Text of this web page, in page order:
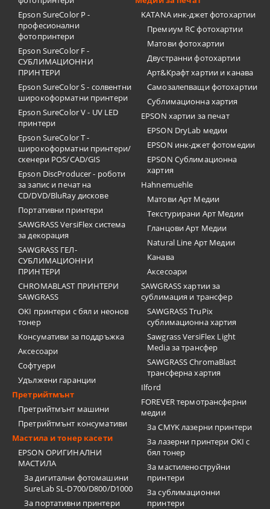
Epson SureColor P -
професионални
фотопринтери
Epson SureColor F -
СУБЛИМАЦИОННИ
ПРИНТЕРИ
Epson SureColor S - солвентни
широкоформатни принтери
Epson SureColor V - UV LED
принтери
Epson SureColor T -
широкоформатни принтери/
скенери POS/CAD/GIS
Epson DiscProducer - роботи
за запис и печат на
CD/DVD/BluRay дискове
Портативни принтери
SAWGRASS VersiFlex система
за декорация
SAWGRASS ГЕЛ-
СУБЛИМАЦИОННИ
ПРИНТЕРИ
CHROMABLAST ПРИНТЕРИ
SAWGRASS
OKI принтери с бял и неонов
тонер
Консумативи за поддръжка
Аксесоари
Софтуери
Удължени гаранции
Претрийтмънт
Претрийтмънт машини
Претрийтмънт консумативи
Мастила и тонер касети
EPSON ОРИГИНАЛНИ
МАСТИЛА
За дигитални фотомашини
SureLab SL-D700/D800/D1000
За портативни принтери
KATANA инк-джет фотохартии
Премиум RC фотохартии
Матови фотохартии
Двустранни фотохартии
Арт&Крафт хартии и канава
Самозалепващи фотохартии
Сублимационна хартия
EPSON хартии за печат
EPSON DryLab медии
EPSON инк-джет фотомедии
EPSON Сублимационна
хартия
Hahnemuehle
Матови Арт Медии
Текстурирани Арт Медии
Гланцови Арт Медии
Natural Line Арт Медии
Канава
Аксесоари
SAWGRASS хартии за
сублимация и трансфер
SAWGRASS TruPix
сублимационна хартия
Sawgrass VersiFlex Light
Media за трансфер
SAWGRASS ChromaBlast
трансферна хартия
Ilford
FOREVER термотрансферни
медии
За CMYK лазерни принтери
За лазерни принтери OKI с
бял тонер
За мастиленоструйни
принтери
За сублимационни
принтери